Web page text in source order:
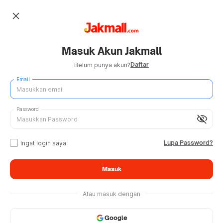
close
Masuk Akun Jakmall
Belum punya akun?Daftar
Email
visibility_off
Password
Ingat login saya Lupa Password?
Masuk
Atau masuk dengan
Google